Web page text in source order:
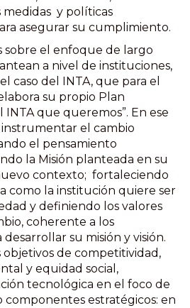
medidas y políticas
asegurar su cumplimiento.
sobre el enfoque de largo
a nivel de instituciones,
caso del INTA, que para el
su propio Plan
INTA que queremos”. En ese
el cambio
el pensamiento
la Misión planteada en su
contexto; fortaleciendo
como la institución quiere ser
y definiendo los valores
coherente a los
su misión y visión.
objetivos de competitividad,
y equidad social,
tecnológica en el foco de
componentes estratégicos: en